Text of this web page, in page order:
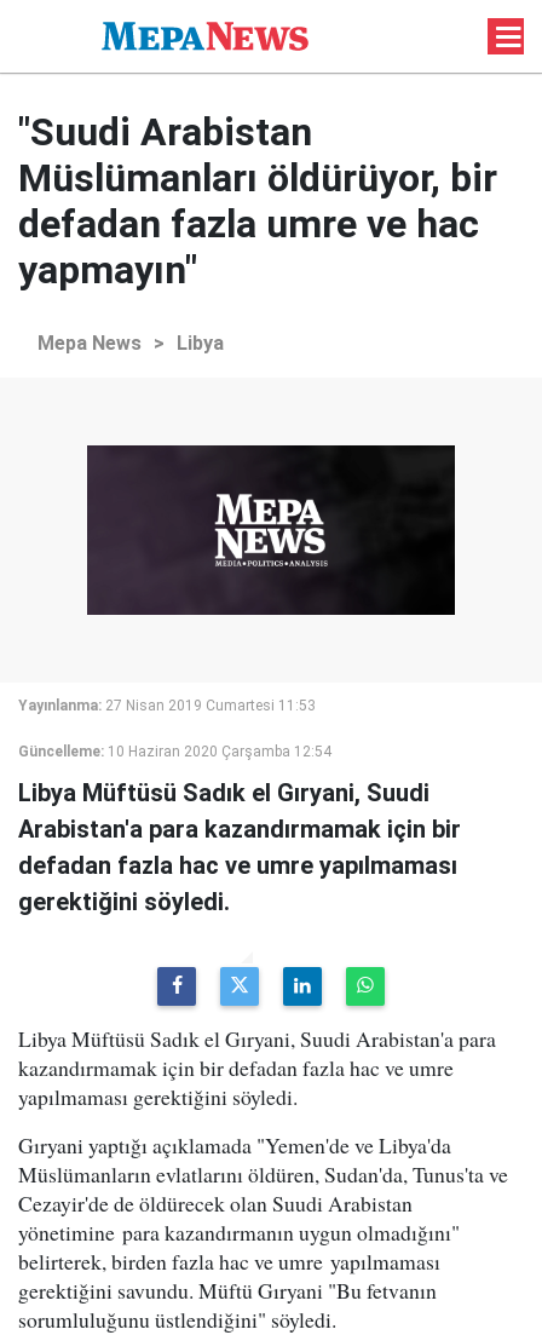
"Suudi Arabistan
Müslümanları öldürüyor, bir
defadan fazla umre ve hac
yapmayın"
Mepa News > Libya
Yayınlanma: 27 Nisan 2019 Cumartesi 11:53
Güncelleme: 10 Haziran 2020 Çarşamba 12:54
Libya Müftüsü Sadık el Gıryani, Suudi
Arabistan'a para kazandırmamak için bir
defadan fazla hac ve umre yapılmaması
gerektiğini söyledi.
Libya Müftüsü Sadık el Gıryani, Suudi Arabistan'a para
kazandırmamak için bir defadan fazla hac ve umre
yapılmaması gerektiğini söyledi.
Gıryani yaptığı açıklamada "Yemen'de ve Libya'da
Müslümanların evlatlarını öldüren, Sudan'da, Tunus'ta ve
Cezayir'de de öldürecek olan Suudi Arabistan
yönetimine para kazandırmanın uygun olmadığını"
belirterek, birden fazla hac ve umre yapılmaması
gerektiğini savundu. Müftü Gıryani "Bu fetvanın
sorumluluğunu üstlendiğini" söyledi.